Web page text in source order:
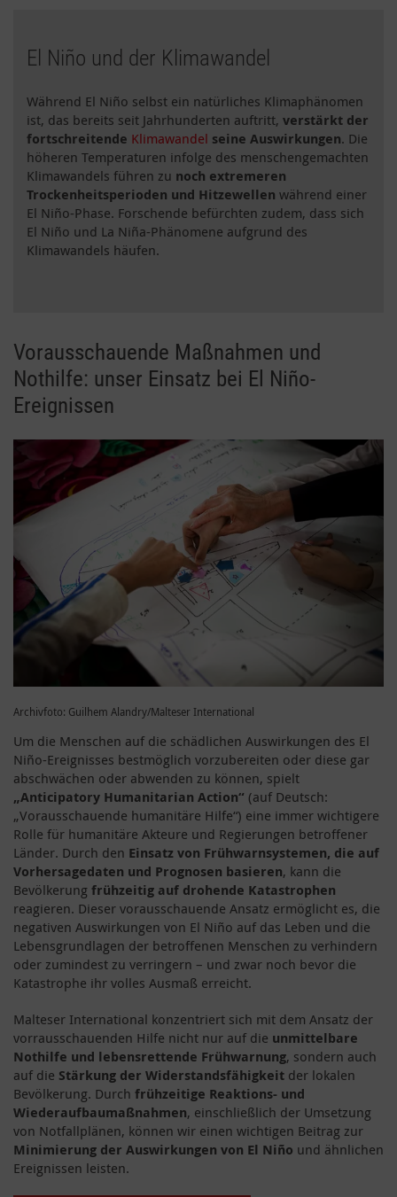
El Niño und der Klimawandel
Während El Niño selbst ein natürliches Klimaphänomen
ist, das bereits seit Jahrhunderten auftritt, verstärkt der
fortschreitende Klimawandel seine Auswirkungen. Die
höheren Temperaturen infolge des menschengemachten
Klimawandels führen zu noch extremeren
Trockenheitsperioden und Hitzewellen während einer
El Niño-Phase. Forschende befürchten zudem, dass sich
El Niño und La Niña-Phänomene aufgrund des
Klimawandels häufen.
Vorausschauende Maßnahmen und
Nothilfe: unser Einsatz bei El Niño-
Ereignissen
Archivfoto: Guilhem Alandry/Malteser International
Um die Menschen auf die schädlichen Auswirkungen des El
Niño-Ereignisses bestmöglich vorzubereiten oder diese gar
abschwächen oder abwenden zu können, spielt
„Anticipatory Humanitarian Action“ (auf Deutsch:
„Vorausschauende humanitäre Hilfe“) eine immer wichtigere
Rolle für humanitäre Akteure und Regierungen betroffener
Länder. Durch den Einsatz von Frühwarnsystemen, die auf
Vorhersagedaten und Prognosen basieren, kann die
Bevölkerung frühzeitig auf drohende Katastrophen
reagieren. Dieser vorausschauende Ansatz ermöglicht es, die
negativen Auswirkungen von El Niño auf das Leben und die
Lebensgrundlagen der betroffenen Menschen zu verhindern
oder zumindest zu verringern – und zwar noch bevor die
Katastrophe ihr volles Ausmaß erreicht.
Malteser International konzentriert sich mit dem Ansatz der
vorrausschauenden Hilfe nicht nur auf die unmittelbare
Nothilfe und lebensrettende Frühwarnung, sondern auch
auf die Stärkung der Widerstandsfähigkeit der lokalen
Bevölkerung. Durch frühzeitige Reaktions- und
Wiederaufbaumaßnahmen, einschließlich der Umsetzung
von Notfallplänen, können wir einen wichtigen Beitrag zur
Minimierung der Auswirkungen von El Niño und ähnlichen
Ereignissen leisten.